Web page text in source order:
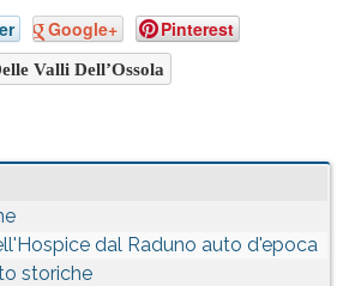
Google+ Pinterest
Valli Dell’Ossola
dal Raduno auto d'epoca
storiche